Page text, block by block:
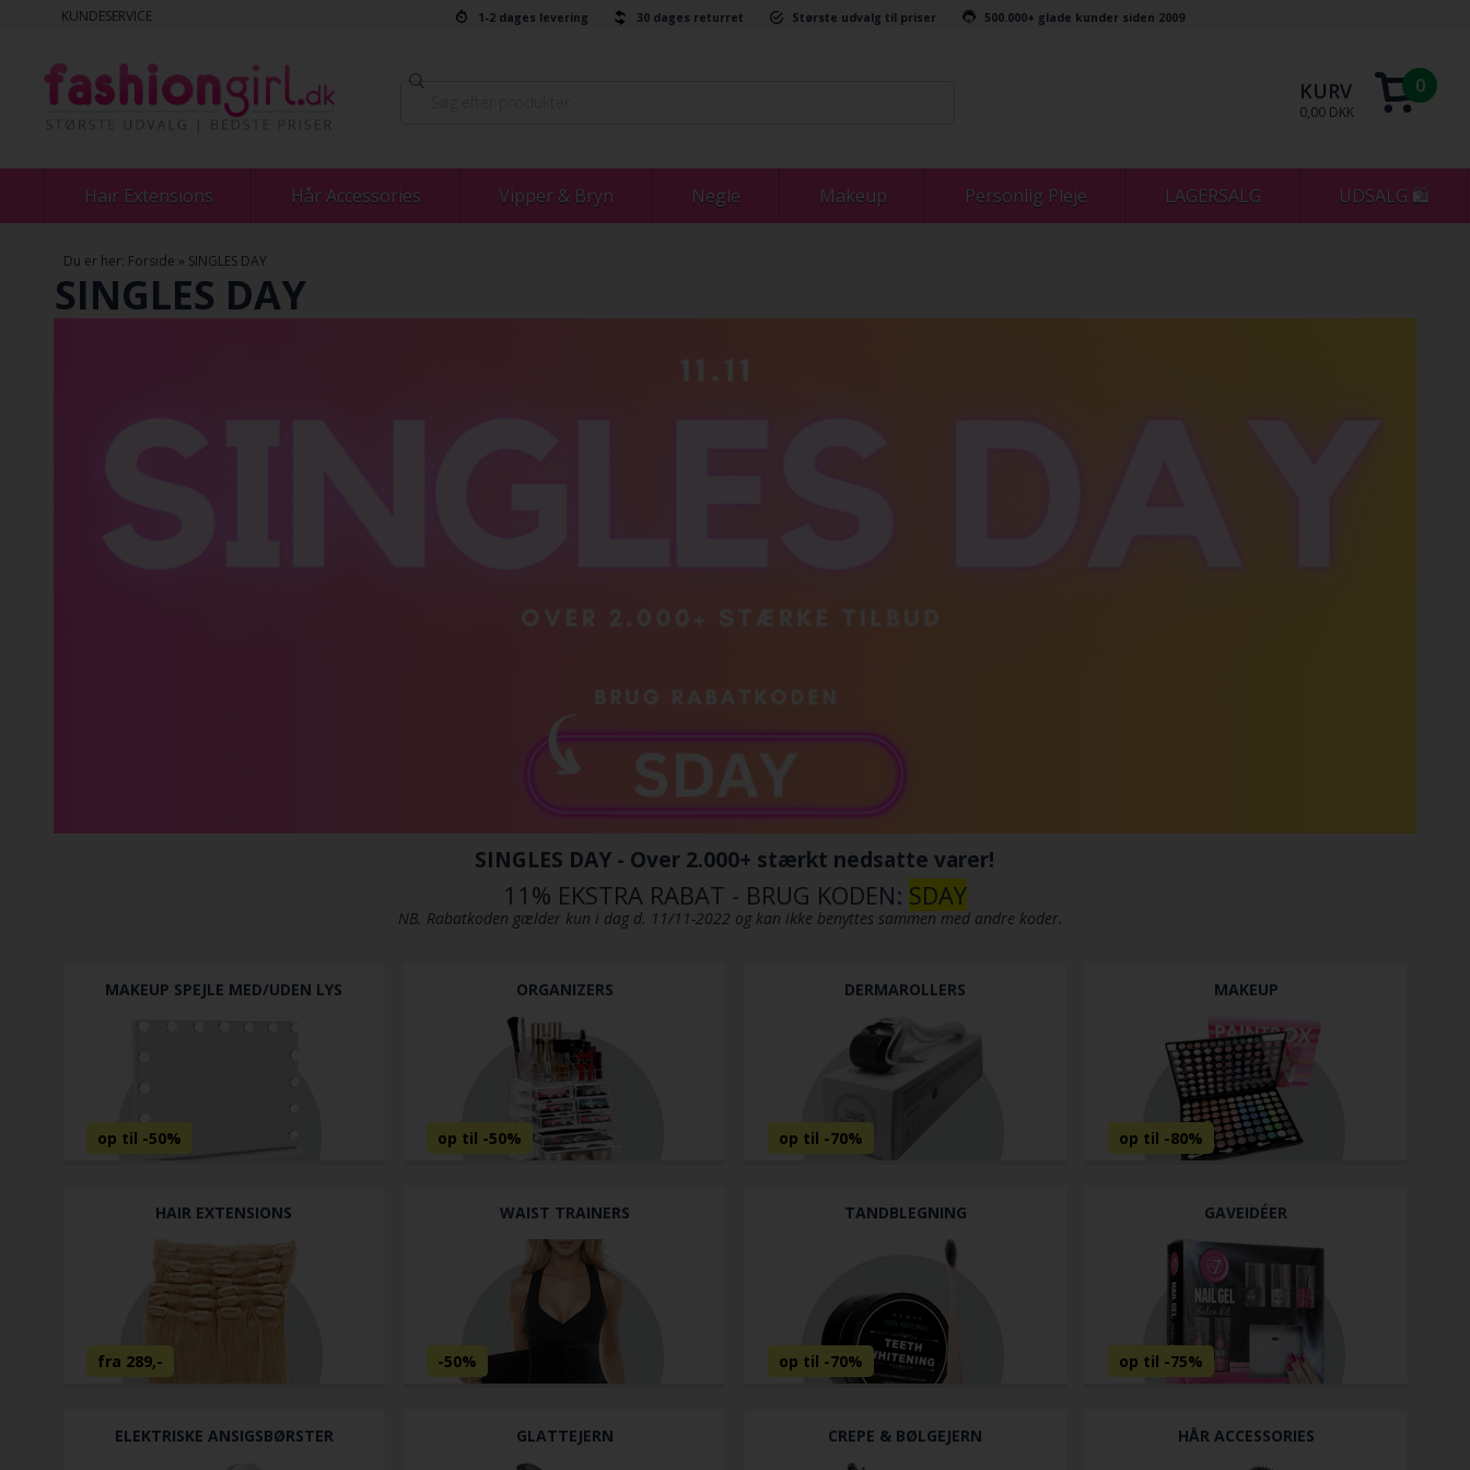
KUNDESERVICE 1-2 dages levering 30 dages returret Største udvalg til priser 500.000+ glade kunder siden 2009
KURV
0,00 DKK
0
Hair Extensions Hår Accessories Vipper & Bryn Negle Makeup Personlig Pleje LAGERSALG UDSALG 🛍
Du er her: Forside » SINGLES DAY
SINGLES DAY
SINGLES DAY - Over 2.000+ stærkt nedsatte varer!
11% EKSTRA RABAT - BRUG KODEN: SDAY
NB. Rabatkoden gælder kun i dag d. 11/11-2022 og kan ikke benyttes sammen med andre koder.
MAKEUP SPEJLE MED/UDEN LYS ORGANIZERS DERMAROLLERS MAKEUP
HAIR EXTENSIONS WAIST TRAINERS TANDBLEGNING GAVEIDÉER
ELEKTRISKE ANSIGSBØRSTER GLATTEJERN CREPE & BØLGEJERN HÅR ACCESSORIES